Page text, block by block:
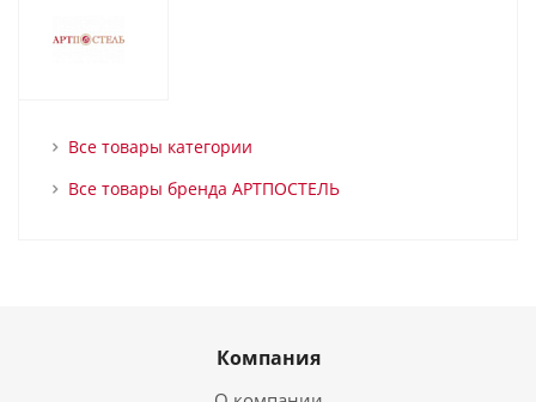
Все товары категории
Все товары бренда АРТПОСТЕЛЬ
Компания